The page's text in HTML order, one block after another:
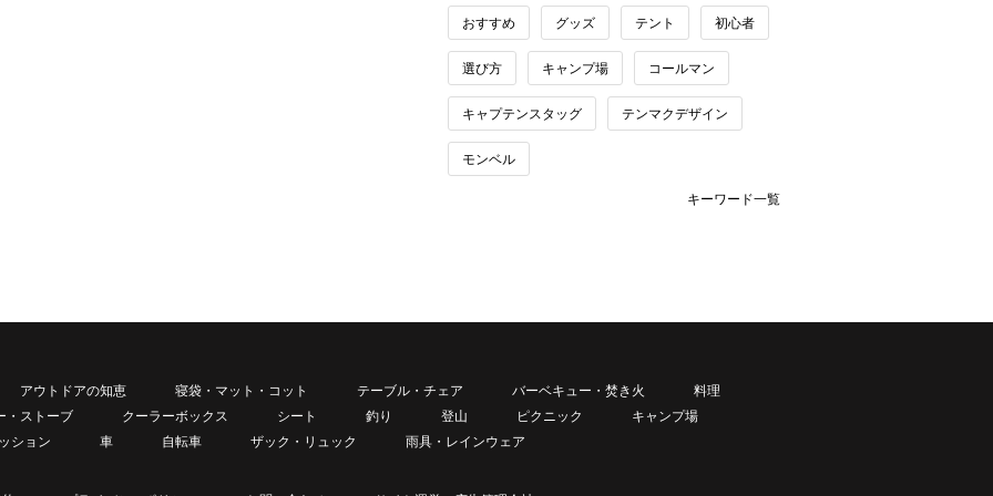
おすすめ グッズ テント 初心者
選び方 キャンプ場 コールマン
キャプテンスタッグ テンマクデザイン
モンベル
キーワード一覧
アウトドアの知恵 寝袋・マット・コット テーブル・チェア バーベキュー・焚き火
料理
・ストーブ クーラーボックス シート 釣り 登山 ピクニック
キャンプ場
ション
車 自転車 ザック・リュック 雨具・レインウェア